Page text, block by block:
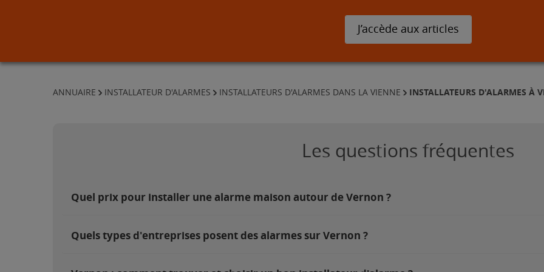
J’accède aux articles
ANNUAIRE INSTALLATEUR D'ALARMES INSTALLATEURS D'ALARMES DANS LA VIENNE INSTALLATEURS D'ALARMES À
Les questions fréquentes
Quel prix pour installer une alarme maison autour de Vernon ?
Quels types d'entreprises posent des alarmes sur Vernon ?